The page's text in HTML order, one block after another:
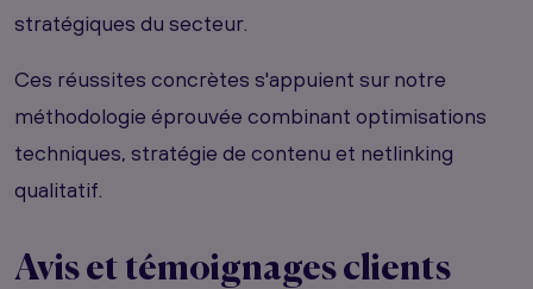
stratégiques du secteur.
Ces réussites concrètes s'appuient sur notre
méthodologie éprouvée combinant optimisations
techniques, stratégie de contenu et netlinking
qualitatif.
Avis et témoignages clients